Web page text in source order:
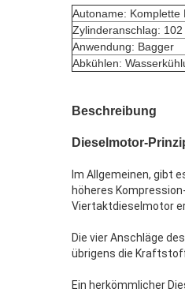
Autoname: Komplette
Zylinderanschlag: 102
Anwendung: Bagger
Abkühlen:
Beschreibung
Dieselmotor-
Im Allgemeinen, gibt
höheres
Viertaktdieselmotor
Die vier Anschläge
übrigens die
Ein herkömmlicher